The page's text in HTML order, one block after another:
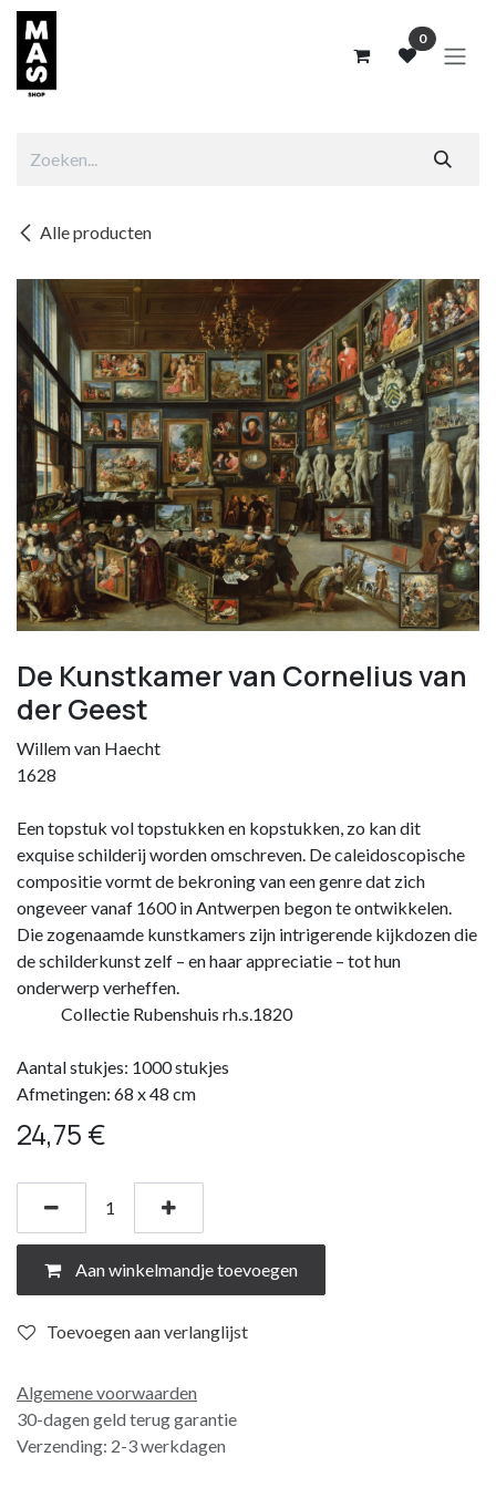
Overslaan naar inhoud
0
Alle producten
De Kunstkamer van Cornelius van
der Geest
Willem van Haecht
1628
Een topstuk vol topstukken en kopstukken, zo kan dit
exquise schilderij worden omschreven. De caleidoscopische
compositie vormt de bekroning van een genre dat zich
ongeveer vanaf 1600 in Antwerpen begon te ontwikkelen.
Die zogenaamde kunstkamers zijn intrigerende kijkdozen die
de schilderkunst zelf – en haar appreciatie – tot hun
onderwerp verheffen.
​ Collectie Rubenshuis rh.s.1820
Aantal stukjes: 1000 stukjes
Afmetingen: 68 x 48 cm
24,75 €
Aan winkelmandje toevoegen
Toevoegen aan verlanglijst
Algemene voorwaarden
30-dagen geld terug garantie
Verzending: 2-3 werkdagen